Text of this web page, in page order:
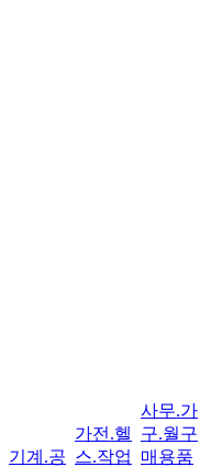
기계.공
가전.헬
스.작업
사무.가
구.월구
매용품